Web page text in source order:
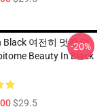
Black 여전히 멋진 디
Beauty In Black
$29.5
-20%